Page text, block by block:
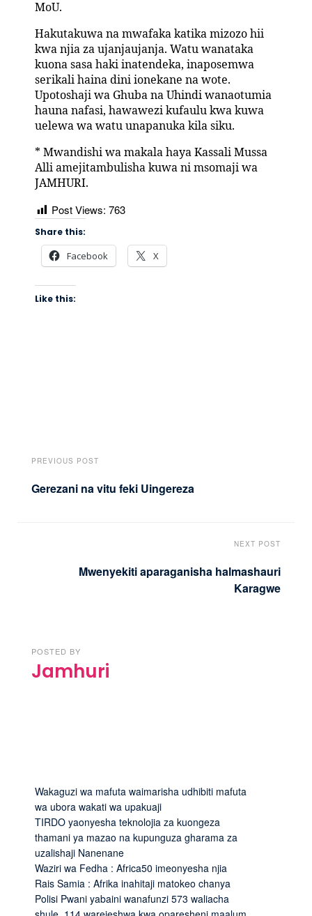
MoU.
Hakutakuwa na mwafaka katika mizozo hii
kwa njia za ujanjaujanja. Watu wanataka
kuona sasa haki inatendeka, inaposemwa
serikali haina dini ionekane na wote.
Upotoshaji wa Ghuba na Uhindi wanaotumia
hauna nafasi, hawawezi kufaulu kwa kuwa
uelewa wa watu unapanuka kila siku.
* Mwandishi wa makala haya Kassali Mussa
Alli amejitambulisha kuwa ni msomaji wa
JAMHURI.
Post Views: 763
Share this:
Facebook X
Like this:
PREVIOUS POST
Gerezani na vitu feki Uingereza
NEXT POST
Mwenyekiti aparaganisha halmashauri
Karagwe
POSTED BY
Jamhuri
Wakaguzi wa mafuta waimarisha udhibiti mafuta
wa ubora wakati wa upakuaji
TIRDO yaonyesha teknolojia za kuongeza
thamani ya mazao na kupunguza gharama za
uzalishaji Nanenane
Waziri wa Fedha : Africa50 imeonyesha njia
Rais Samia : Afrika inahitaji matokeo chanya
Polisi Pwani yabaini wanafunzi 573 waliacha